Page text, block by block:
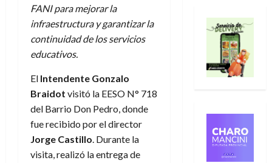
FANI para mejorar la
infraestructura y garantizar la
continuidad de los servicios
educativos.
El Intendente Gonzalo
Braidot visitó la EESO N° 718
del Barrio Don Pedro, donde
fue recibido por el director
Jorge Castillo. Durante la
visita, realizó la entrega de